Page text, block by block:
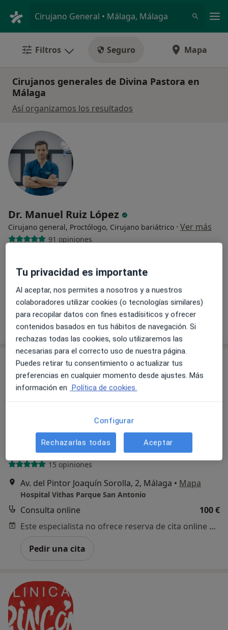
Cirujano General • Málaga, Málaga
Filtros Seguro Mapa
Cirujanos generales de Divina Pastora en
Málaga
Así organizamos los resultados
Dr. Manuel Ruiz López
Cirujano general, Proctólogo, Cirujano bariátrico · Ver más
91 opiniones
Centro AIMA
Precio sin especificar
Pedir una cita
Dr. Julio Santoyo Villalba
Cirujano general·Ver más
15 opiniones
Av. del Pintor Joaquín Sorolla, 2, Málaga • Mapa
Hospital Vithas Parque San Antonio
Consulta online
100 €
Este especialista no ofrece reserva de cita online en esta dirección.
Pedir una cita
Tu privacidad es importante
Al aceptar, nos permites a nosotros y a nuestros
colaboradores utilizar cookies (o tecnologías similares)
para recopilar datos con fines estadísiticos y ofrecer
contenidos basados en tus hábitos de navegación. Si
rechazas todas las cookies, solo utilizaremos las
necesarias para el correcto uso de nuestra página.
Puedes retirar tu consentimiento o actualizar tus
preferencias en cualquier momento desde ajustes. Más
información en Política de cookies.
Configurar
Rechazarlas todas Aceptar